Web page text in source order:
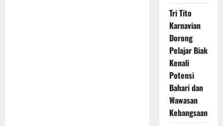
Tri Tito
Karnavian
Dorong
Pelajar Biak
Kenali
Potensi
Bahari dan
Wawasan
Kebangsaan